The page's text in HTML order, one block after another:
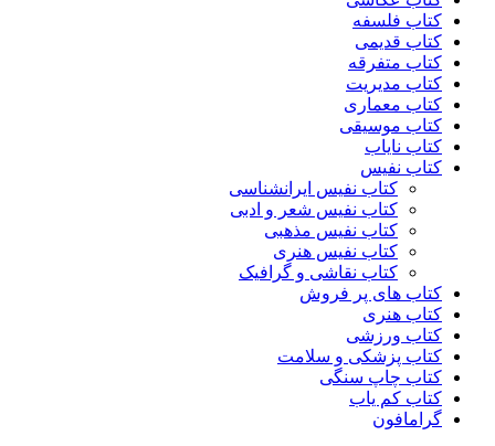
کتاب فلسفه
کتاب قدیمی
کتاب متفرقه
کتاب مدیریت
کتاب معماری
کتاب موسیقی
کتاب نایاب
کتاب نفیس
کتاب نفیس ایرانشناسی
کتاب نفیس شعر و ادبی
کتاب نفیس مذهبی
کتاب نفیس هنری
کتاب نقاشی و گرافیک
کتاب های پر فروش
کتاب هنری
کتاب ورزشی
کتاب پزشکی و سلامت
کتاب چاپ سنگی
کتاب کم یاب
گرامافون